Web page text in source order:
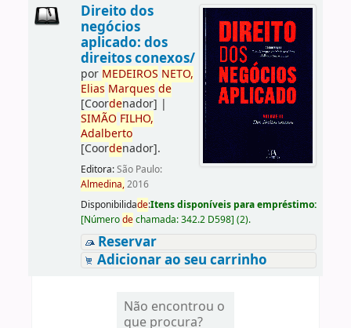
Direito dos
negócios
aplicado: dos
direitos conexos/
por MEDEIROS NETO,
Elias Marques de
[Coordenador] |
SIMÃO FILHO,
Adalberto
[Coordenador].
Editora:São Paulo:
Almedina,2016
Disponibilidade:Itens disponíveis para empréstimo:
[Númerodechamada:342.2 D598] (2).
Reservar
Adicionar ao seu carrinho
Não encontrou o
que procura?